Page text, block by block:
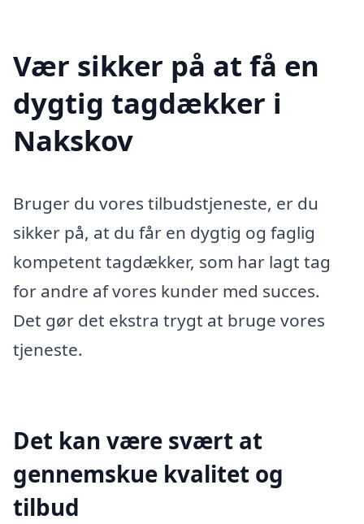
Vær sikker på at få en
dygtig tagdækker i
Nakskov
Bruger du vores tilbudstjeneste, er du
sikker på, at du får en dygtig og faglig
kompetent tagdækker, som har lagt tag
for andre af vores kunder med succes.
Det gør det ekstra trygt at bruge vores
tjeneste.
Det kan være svært at
gennemskue kvalitet og
tilbud